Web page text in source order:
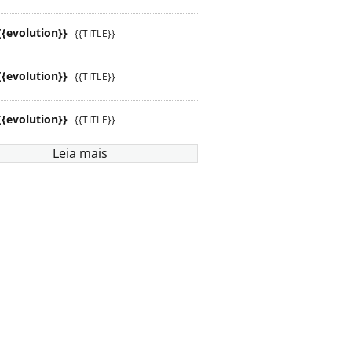
{{TITLE}}
{{TITLE}}
{{TITLE}}
Leia mais